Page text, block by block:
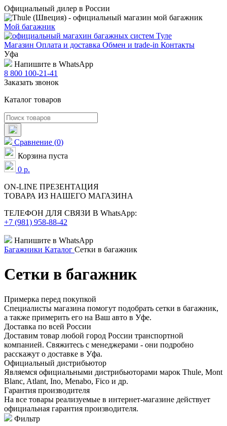
Официальный дилер в России
Мой багажник
Магазин Оплата и доставка Обмен и trade-in Контакты
Уфа
Напишите в WhatsApp
8 800 100-21-41
Заказать звонок
Каталог товаров
Сравнение (0)
Корзина пуста
0 р.
ON-LINE ПРЕЗЕНТАЦИЯ
ТОВАРА ИЗ НАШЕГО МАГАЗИНА
ТЕЛЕФОН ДЛЯ СВЯЗИ В WhatsApp:
+7 (981) 958-88-42
Напишите в WhatsApp
Багажники Каталог Сетки в багажник
Сетки в багажник
Примерка перед покупкой
Специалисты магазина помогут подобрать сетки в багажник,
а также примерить его на Ваш авто в Уфе.
Доставка по всей России
Доставим товар любой город России транспортной
компанией. Свяжитесь с менеджерами - они подробно
расскажут о доставке в Уфа.
Официальный дистрибьютор
Являемся официальными дистрибьюторами марок Thule, Mont
Blanc, Atlant, Ino, Menabo, Fico и др.
Гарантия производителя
На все товары реализуемые в интернет-магазине действует
официальная гарантия производителя.
Фильтр